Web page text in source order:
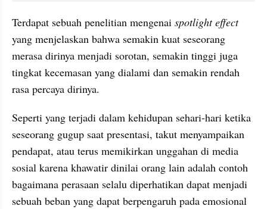
Terdapat sebuah penelitian mengenai spotlight effect
yang menjelaskan bahwa semakin kuat seseorang
merasa dirinya menjadi sorotan, semakin tinggi juga
tingkat kecemasan yang dialami dan semakin rendah
rasa percaya dirinya.
Seperti yang terjadi dalam kehidupan sehari-hari ketika
seseorang gugup saat presentasi, takut menyampaikan
pendapat, atau terus memikirkan unggahan di media
sosial karena khawatir dinilai orang lain adalah contoh
bagaimana perasaan selalu diperhatikan dapat menjadi
sebuah beban yang dapat berpengaruh pada emosional